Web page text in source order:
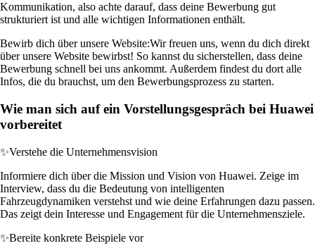
Kommunikation, also achte darauf, dass deine Bewerbung gut
strukturiert ist und alle wichtigen Informationen enthält.
Bewirb dich über unsere Website:Wir freuen uns, wenn du dich direkt
über unsere Website bewirbst! So kannst du sicherstellen, dass deine
Bewerbung schnell bei uns ankommt. Außerdem findest du dort alle
Infos, die du brauchst, um den Bewerbungsprozess zu starten.
Wie man sich auf ein Vorstellungsgespräch bei Huawei
vorbereitet
✨Verstehe die Unternehmensvision
Informiere dich über die Mission und Vision von Huawei. Zeige im
Interview, dass du die Bedeutung von intelligenten
Fahrzeugdynamiken verstehst und wie deine Erfahrungen dazu passen.
Das zeigt dein Interesse und Engagement für die Unternehmensziele.
✨Bereite konkrete Beispiele vor